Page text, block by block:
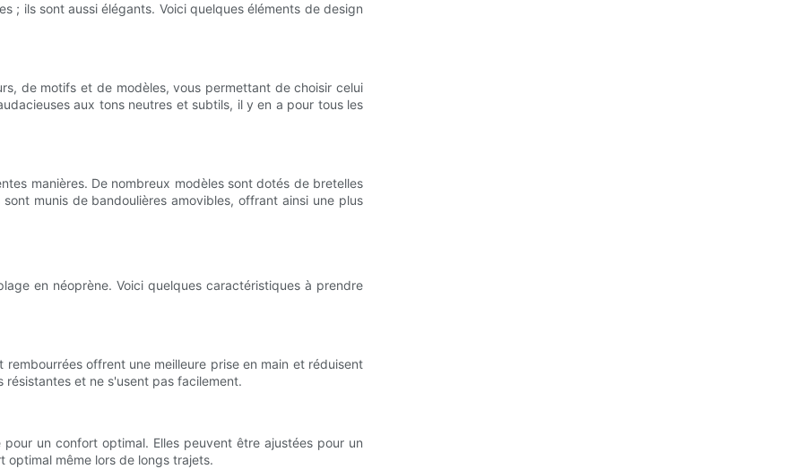
; ils sont aussi élégants. Voici quelques éléments de design
de motifs et de modèles, vous permettant de choisir celui
aux tons neutres et subtils, il y en a pour tous les
manières. De nombreux modèles sont dotés de bretelles
munis de bandoulières amovibles, offrant ainsi une plus
en néoprène. Voici quelques caractéristiques à prendre
offrent une meilleure prise en main et réduisent
et ne s'usent pas facilement.
un confort optimal. Elles peuvent être ajustées pour un
optimal même lors de longs trajets.